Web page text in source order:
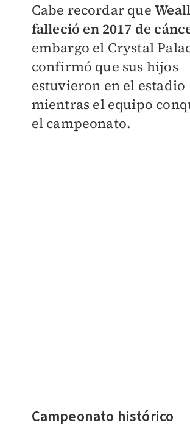
Cabe recordar que
falleció en 2017 de
embargo el Crystal
confirmó que sus hijos
estuvieron en el estadio
mientras el equipo
el campeonato.
Campeonato histórico